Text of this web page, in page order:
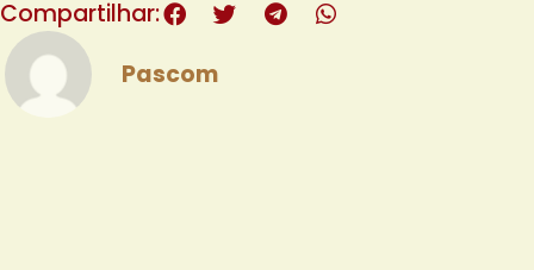
Compartilhar:
Pascom